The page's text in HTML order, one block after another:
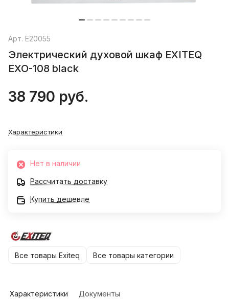
Арт. E20055
Электрический духовой шкаф EXITEQ
EXO-108 black
38 790 руб.
Характеристики
Нет в наличии
Рассчитать доставку
Купить дешевле
Все товары Exiteq Все товары категории
Характеристики Документы